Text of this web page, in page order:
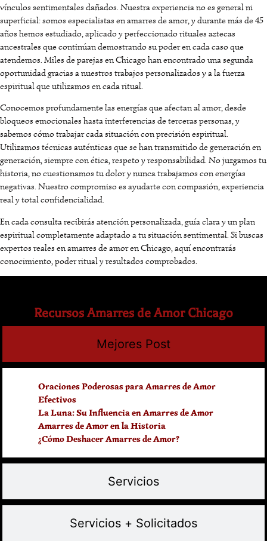
vínculos sentimentales dañados. Nuestra experiencia no es general ni
superficial: somos especialistas en amarres de amor, y durante más de 45
años hemos estudiado, aplicado y perfeccionado rituales aztecas
ancestrales que continúan demostrando su poder en cada caso que
atendemos. Miles de parejas en Chicago han encontrado una segunda
oportunidad gracias a nuestros trabajos personalizados y a la fuerza
espiritual que utilizamos en cada ritual.
Conocemos profundamente las energías que afectan al amor, desde
bloqueos emocionales hasta interferencias de terceras personas, y
sabemos cómo trabajar cada situación con precisión espiritual.
Utilizamos técnicas auténticas que se han transmitido de generación en
generación, siempre con ética, respeto y responsabilidad. No juzgamos tu
historia, no cuestionamos tu dolor y nunca trabajamos con energías
negativas. Nuestro compromiso es ayudarte con compasión, experiencia
real y total confidencialidad.
En cada consulta recibirás atención personalizada, guía clara y un plan
espiritual completamente adaptado a tu situación sentimental. Si buscas
expertos reales en amarres de amor en Chicago, aquí encontrarás
conocimiento, poder ritual y resultados comprobados.
Recursos Amarres de Amor Chicago
Mejores Post
Servicios
Servicios + Solicitados
Oraciones Poderosas para Amarres de Amor
Efectivos
La Luna: Su Influencia en Amarres de Amor
Amarres de Amor en la Historia
¿Cómo Deshacer Amarres de Amor?